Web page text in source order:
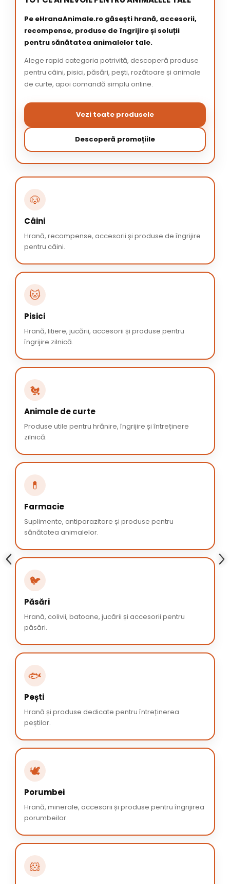
Pe eHranaAnimale.ro găsești hrană, accesorii,
recompense, produse de îngrijire și soluții
pentru sănătatea animalelor tale.
Alege rapid categoria potrivită, descoperă produse
pentru câini, pisici, păsări, pești, rozătoare și animale
de curte, apoi comandă simplu online.
Vezi toate produsele
Descoperă promoțiile
🐶
Câini
Hrană, recompense, accesorii și produse de îngrijire
pentru câini.
🐱
Pisici
Hrană, litiere, jucării, accesorii și produse pentru
îngrijire zilnică.
🐔
Animale de curte
Produse utile pentru hrănire, îngrijire și întreținere
zilnică.
💊
Farmacie
Suplimente, antiparazitare și produse pentru
sănătatea animalelor.
🐦
Păsări
Hrană, colivii, batoane, jucării și accesorii pentru
păsări.
🐟
Pești
Hrană și produse dedicate pentru întreținerea
peștilor.
🕊️
Porumbei
Hrană, minerale, accesorii și produse pentru îngrijirea
porumbeilor.
🐹